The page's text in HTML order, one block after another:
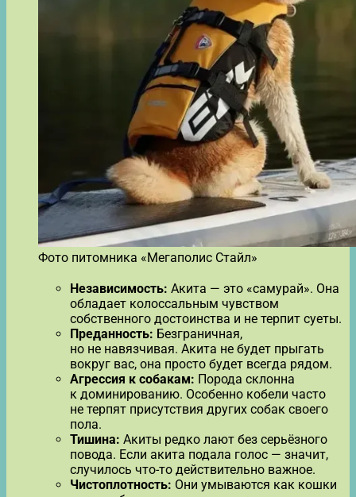
Фото питомника «Мегаполис Стайл»
Независимость: Акита — это «самурай». Она
обладает колоссальным чувством
собственного достоинства и не терпит суеты.
Преданность: Безграничная,
но не навязчивая. Акита не будет прыгать
вокруг вас, она просто будет всегда рядом.
Агрессия к собакам: Порода склонна
к доминированию. Особенно кобели часто
не терпят присутствия других собак своего
пола.
Тишина: Акиты редко лают без серьёзного
повода. Если акита подала голос — значит,
случилось что-то действительно важное.
Чистоплотность: Они умываются как кошки